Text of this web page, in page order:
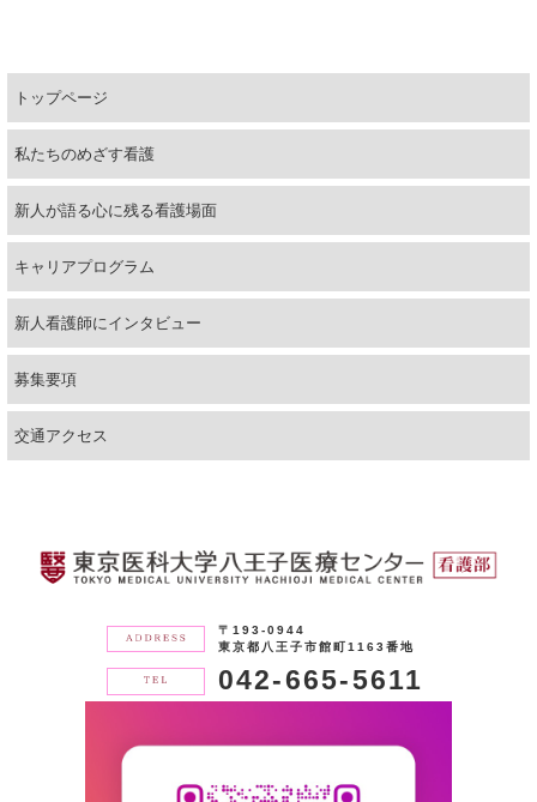
トップページ
私たちのめざす看護
新人が語る心に残る看護場面
キャリアプログラム
新人看護師にインタビュー
募集要項
問い合わせ・資料請求
交通アクセス
〒193-0944
東京都八王子市館町1163番地
042-665-5611